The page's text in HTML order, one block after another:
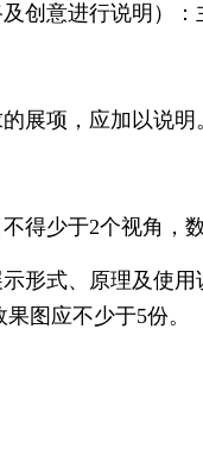
意进行说明）：
项，应加以说明
少于2个视角，数
式、原理及使用
图应不少于5份。